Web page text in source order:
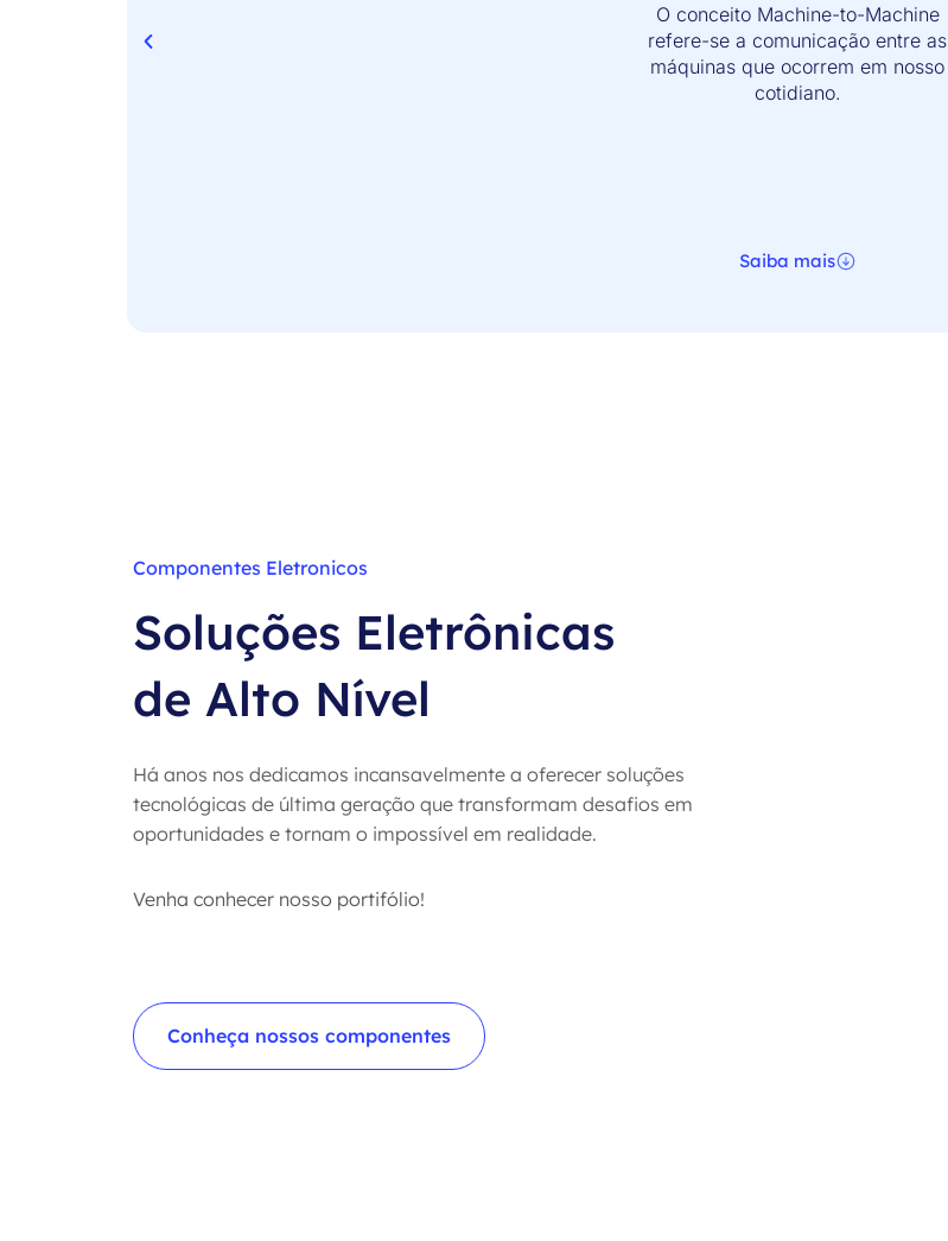
O conceito Machine-to-Machine
refere-se a comunicação entre as
máquinas que ocorrem em nosso
cotidiano.
Saiba mais
Componentes Eletronicos
Soluções Eletrônicas
de Alto Nível
Há anos nos dedicamos incansavelmente a oferecer soluções
tecnológicas de última geração que transformam desafios em
oportunidades e tornam o impossível em realidade.
Venha conhecer nosso portifólio!
Conheça nossos componentes